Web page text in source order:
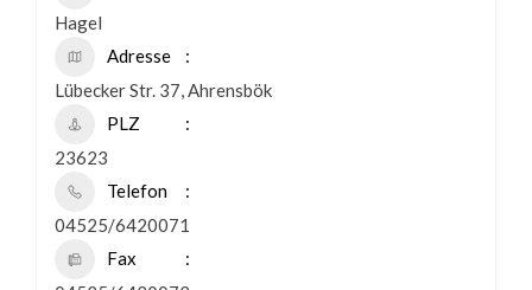
Hagel
Adresse
Lübecker Str. 37, Ahrensbök
PLZ
23623
Telefon
04525/6420071
Fax